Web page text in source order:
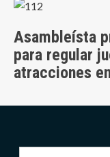
Asambleísta
para regular
atracciones